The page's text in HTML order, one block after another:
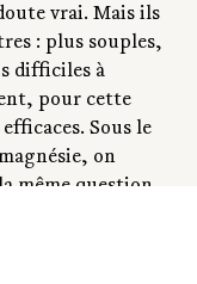
vrai. Mais ils
: plus souples,
difficiles à
pour cette
Sous le
on
même question,